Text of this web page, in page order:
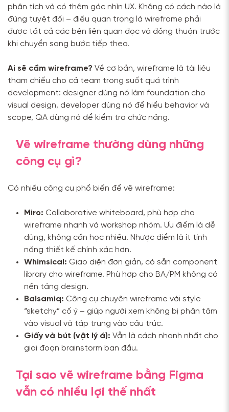
phân tích và có thêm góc nhìn UX. Không có cách nào là
đúng tuyệt đối – điều quan trọng là wireframe phải
được tất cả các bên liên quan đọc và đồng thuận trước
khi chuyển sang bước tiếp theo.
Ai sẽ cầm wireframe? Về cơ bản, wireframe là tài liệu
tham chiếu cho cả team trong suốt quá trình
development: designer dùng nó làm foundation cho
visual design, developer dùng nó để hiểu behavior và
scope, QA dùng nó để kiểm tra chức năng.
Vẽ wireframe thường dùng những
công cụ gì?
Có nhiều công cụ phổ biến để vẽ wireframe:
Miro: Collaborative whiteboard, phù hợp cho
wireframe nhanh và workshop nhóm. Ưu điểm là dễ
dùng, không cần học nhiều. Nhược điểm là ít tính
năng thiết kế chính xác hơn.
Whimsical: Giao diện đơn giản, có sẵn component
library cho wireframe. Phù hợp cho BA/PM không có
nền tảng design.
Balsamiq: Công cụ chuyên wireframe với style
“sketchy” cố ý – giúp người xem không bị phân tâm
vào visual và tập trung vào cấu trúc.
Giấy và bút (vật lý á): Vẫn là cách nhanh nhất cho
giai đoạn brainstorm ban đầu.
Tại sao vẽ wireframe bằng Figma
vẫn có nhiều lợi thế nhất